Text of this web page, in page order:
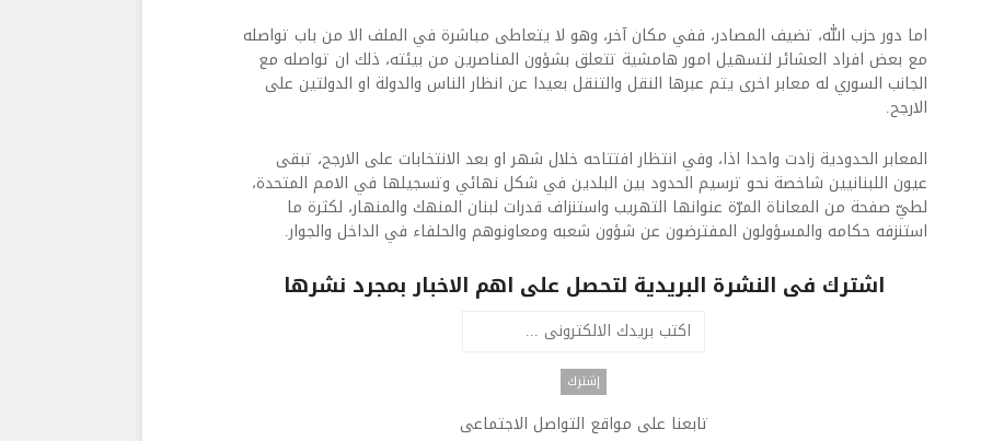
اما دور حزب الله، تضيف المصادر، ففي مكان آخر، وهو لا يتعاطى مباشرة في الملف الا من باب تواصله
مع بعض افراد العشائر لتسهيل امور هامشية تتعلق بشؤون المناصرين من بيئته، ذلك ان تواصله مع
الجانب السوري له معابر اخرى يتم عبرها النقل والتنقل بعيدا عن انظار الناس والدولة او الدولتين على
الارجح.
المعابر الحدودية زادت واحدا اذا، وفي انتظار افتتاحه خلال شهر او بعد الانتخابات على الارجح، تبقى
عيون اللبنانيين شاخصة نحو ترسيم الحدود بين البلدين في شكل نهائي وتسجيلها في الامم المتحدة،
لطيّ صفحة من المعاناة المرّة عنوانها التهريب واستنزاف قدرات لبنان المنهك والمنهار، لكثرة ما
استنزفه حكامه والمسؤولون المفترضون عن شؤون شعبه ومعاونوهم والحلفاء في الداخل والجوار.
اشترك فى النشرة البريدية لتحصل على اهم الاخبار بمجرد نشرها
تابعنا على مواقع التواصل الاجتماعى